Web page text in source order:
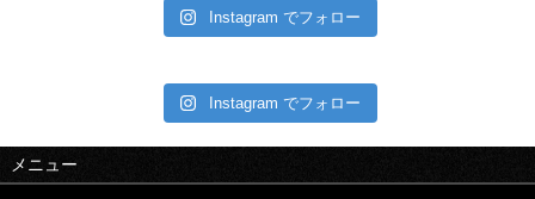
Instagram でフォロー
Instagram でフォロー
メニュー